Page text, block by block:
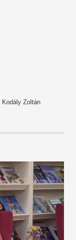
Kodály Zoltán